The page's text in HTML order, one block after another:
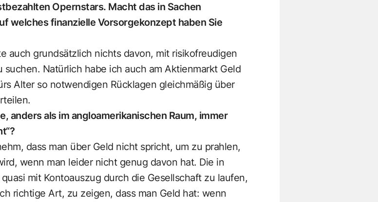
Opernstars. Macht das in Sachen
welches finanzielle Vorsorgekonzept haben Sie
auch grundsätzlich nichts davon, mit risikofreudigen
Natürlich habe ich auch am Aktienmarkt Geld
Alter so notwendigen Rücklagen gleichmäßig über
anders als im angloamerikanischen Raum, immer
dass man über Geld nicht spricht, um zu prahlen,
wenn man leider nicht genug davon hat. Die in
mit Kontoauszug durch die Gesellschaft zu laufen,
richtige Art, zu zeigen, dass man Geld hat: wenn